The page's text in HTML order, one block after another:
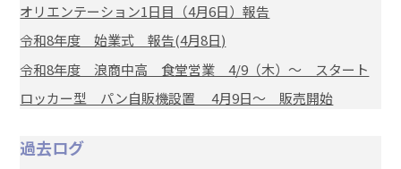
オリエンテーション1日目（4月6日）報告
令和8年度 始業式 報告(4月8日)
令和8年度 浪商中高 食堂営業 4/9（木）～ スタート
ロッカー型 パン自販機設置 4月9日～ 販売開始
過去ログ